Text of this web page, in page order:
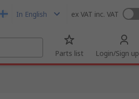
In English ex VAT inc. VAT
Parts list Login/Sign up